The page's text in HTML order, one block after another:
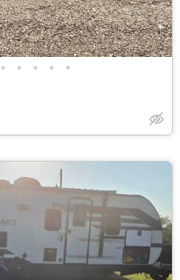
• • • • •